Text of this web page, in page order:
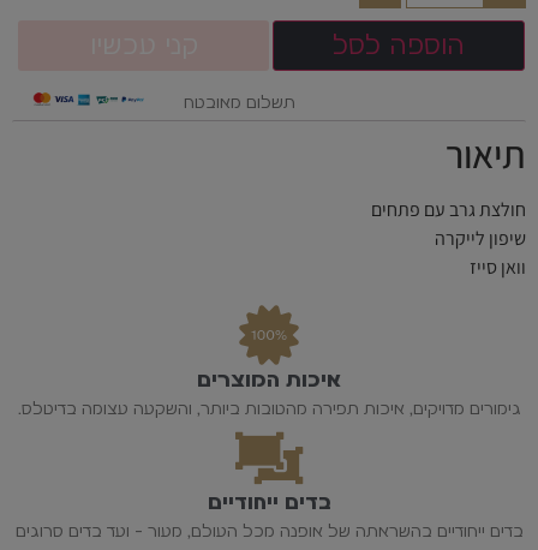
הוספה לסל
תשלום מאובטח
תיאור
חולצת גרב עם פתחים
שיפון לייקרה
וואן סייז
איכות המוצרים
גימורים מדויקים, איכות תפירה מהטובות ביותר, והשקעה עצומה בדיטלס.
בדים ייחודיים
בדים ייחודיים בהשראתה של אופנה מכל העולם, מעור - ועד בדים סרוגים